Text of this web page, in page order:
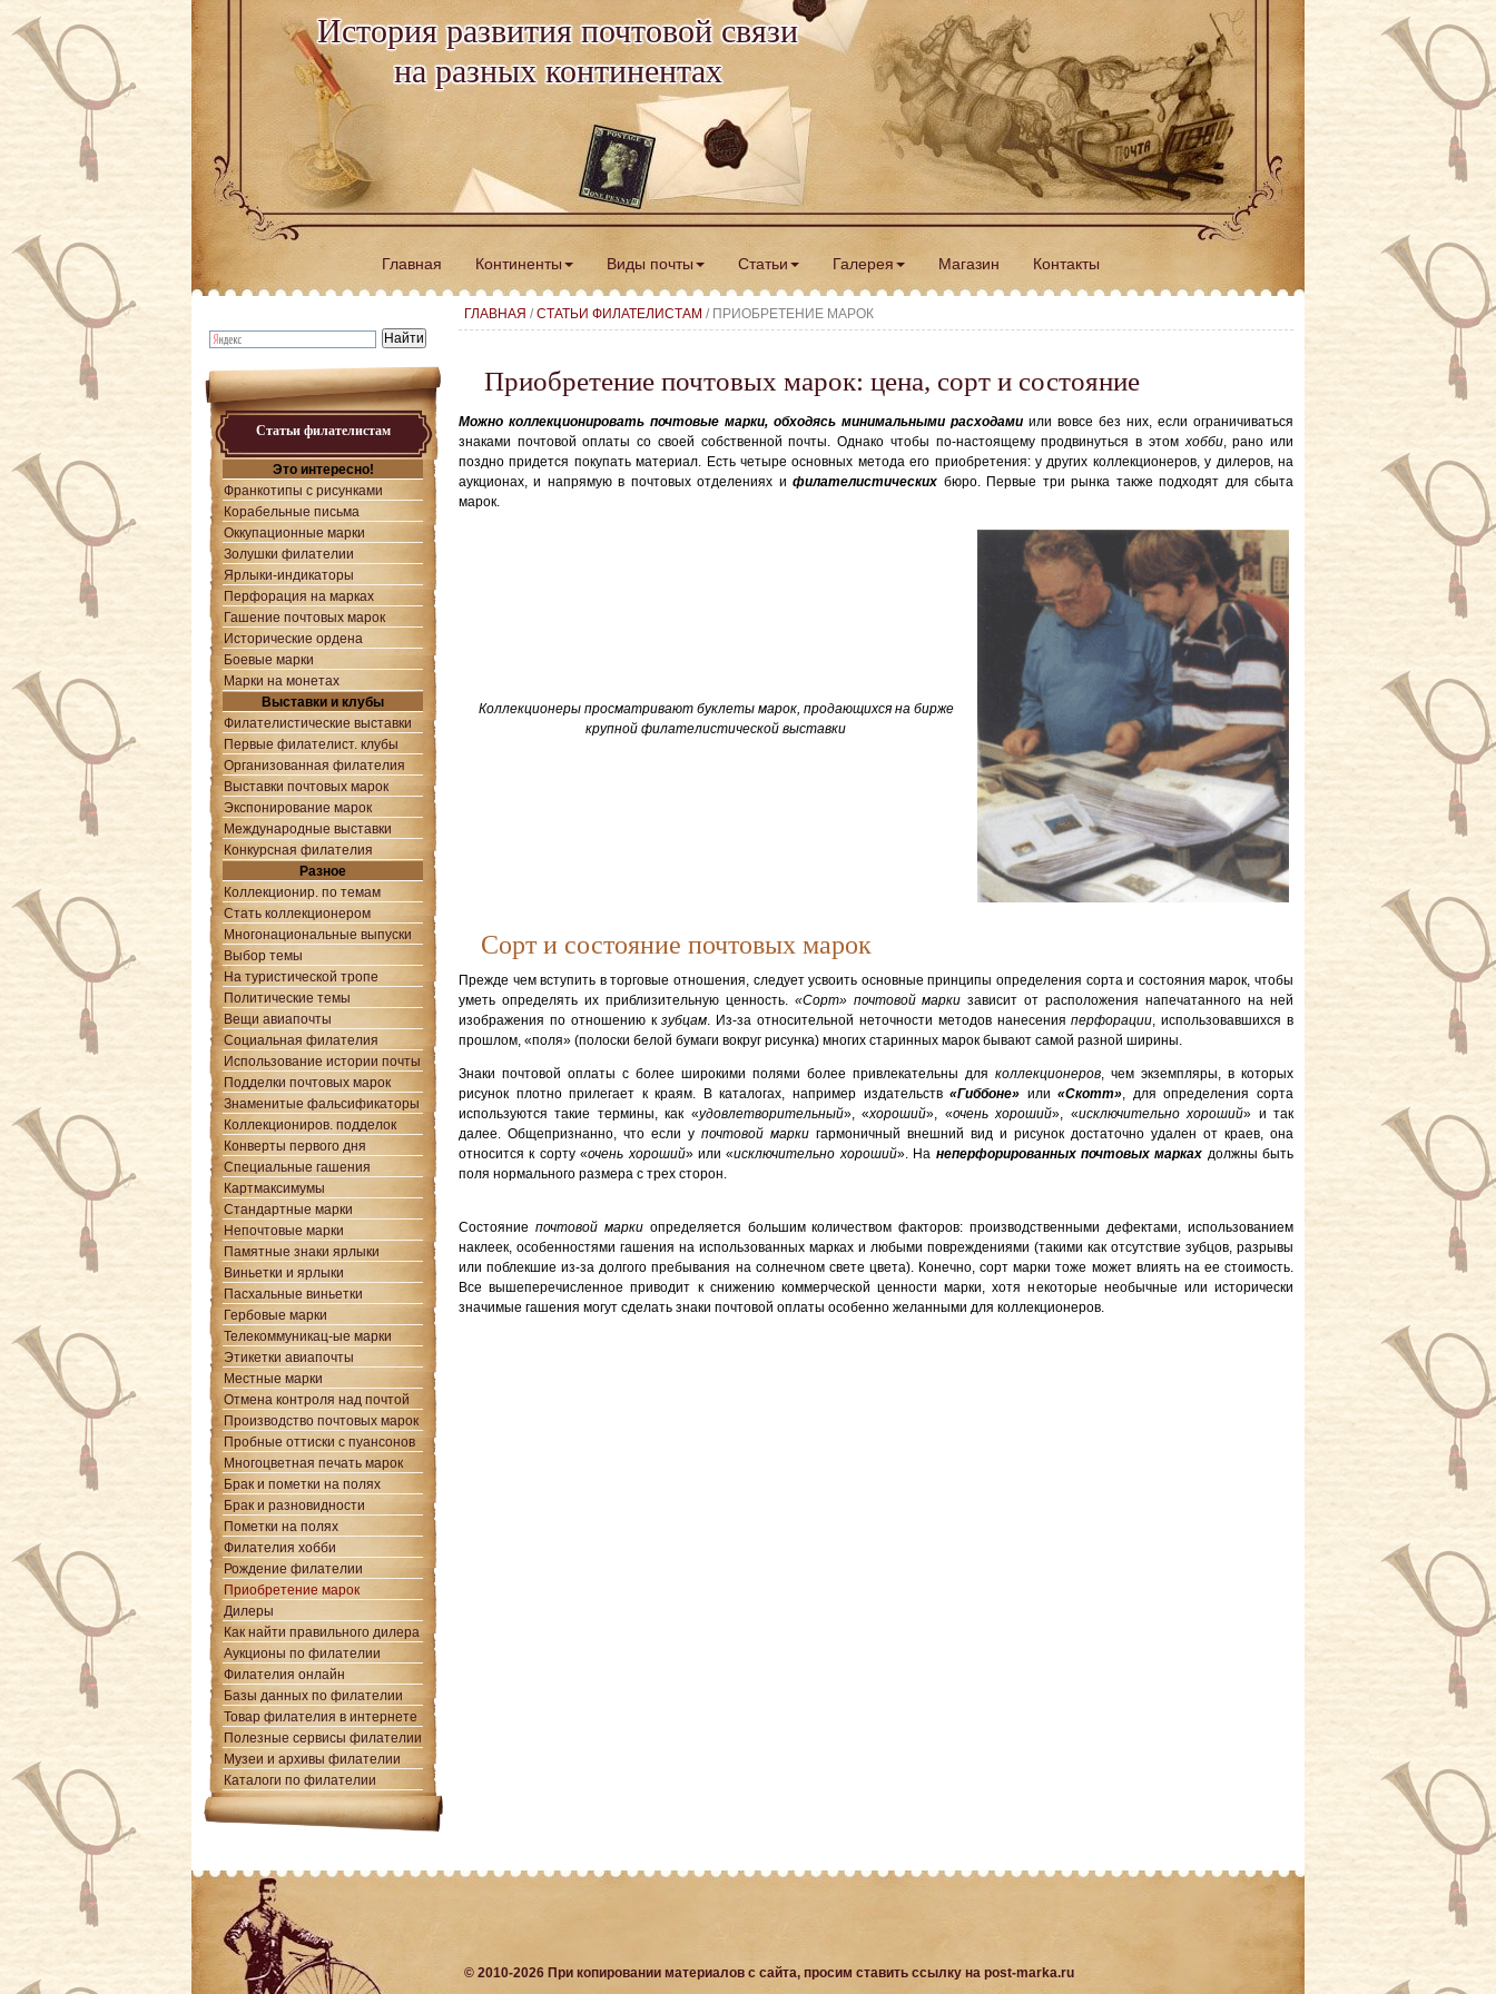
История развития почтовой связи
на разных континентах
Главная Континенты Виды почты Статьи Галерея Магазин Контакты
ГЛАВНАЯ /СТАТЬИ ФИЛАТЕЛИСТАМ / ПРИОБРЕТЕНИЕ МАРОК
Приобретение почтовых марок: цена, сорт и состояние
Можно коллекционировать почтовые марки, обходясь минимальными расходами или вовсе без них, если ограничиваться
знаками почтовой оплаты со своей собственной почты. Однако чтобы по-настоящему продвинуться в этомхобби, рано или
поздно придется покупать материал. Есть четыре основных метода его приобретения: у других коллекционеров, у дилеров, на
аукционах, и напрямую в почтовых отделениях ифилателистических бюро. Первые три рынка также подходят для сбыта
марок.
Коллекционеры просматривают буклеты марок, продающихся на бирже
крупной филателистической выставки
Сорт и состояние почтовых марок
Прежде чем вступить в торговые отношения, следует усвоить основные принципы определения сорта и состояния марок, чтобы
уметь определять их приблизительную ценность. «Сорт» почтовой марки зависит от расположения напечатанного на ней
изображения по отношению кзубцам. Из-за относительной неточности методов нанесенияперфорации, использовавшихся в
прошлом, «поля» (полоски белой бумаги вокруг рисунка) многих старинных марок бывают самой разной ширины.
Знаки почтовой оплаты с более широкими полями более привлекательны для коллекционеров, чем экземпляры, в которых
рисунок плотно прилегает к краям. В каталогах, например издательств«Гиббоне» или«Скотт», для определения сорта
используются такие термины, как «удовлетворительный», «хороший», «очень хороший», «исключительно хороший» и так
далее. Общепризнанно, что если у почтовой марки гармоничный внешний вид и рисунок достаточно удален от краев, она
относится к сорту «очень хороший» или «исключительно хороший». На неперфорированных почтовых марках должны быть
поля нормального размера с трех сторон.
Состояние почтовой маркиопределяется большим количеством факторов: производственными дефектами, использованием
наклеек, особенностями гашения на использованных марках и любыми повреждениями (такими как отсутствие зубцов, разрывы
или поблекшие из-за долгого пребывания на солнечном свете цвета). Конечно, сорт марки тоже может влиять на ее стоимость.
Все вышеперечисленное приводит к снижению коммерческой ценности марки, хотя некоторые необычные или исторически
значимые гашения могут сделать знаки почтовой оплаты особенно желанными для коллекционеров.
Статьи филателистам
Это интересно!
Франкотипы с рисунками
Корабельные письма
Оккупационные марки
Золушки филателии
Ярлыки-индикаторы
Перфорация на марках
Гашение почтовых марок
Исторические ордена
Боевые марки
Марки на монетах
Выставки и клубы
Филателистические выставки
Первые филателист. клубы
Организованная филателия
Выставки почтовых марок
Экспонирование марок
Международные выставки
Конкурсная филателия
Разное
Коллекционир. по темам
Стать коллекционером
Многонациональные выпуски
Выбор темы
На туристической тропе
Политические темы
Вещи авиапочты
Социальная филателия
Использование истории почты
Подделки почтовых марок
Знаменитые фальсификаторы
Коллекциониров. подделок
Конверты первого дня
Специальные гашения
Картмаксимумы
Стандартные марки
Непочтовые марки
Памятные знаки ярлыки
Виньетки и ярлыки
Пасхальные виньетки
Гербовые марки
Телекоммуникац-ые марки
Этикетки авиапочты
Местные марки
Отмена контроля над почтой
Производство почтовых марок
Пробные оттиски с пуансонов
Многоцветная печать марок
Брак и пометки на полях
Брак и разновидности
Пометки на полях
Филателия хобби
Рождение филателии
Приобретение марок
Дилеры
Как найти правильного дилера
Аукционы по филателии
Филателия онлайн
Базы данных по филателии
Товар филателия в интернете
Полезные сервисы филателии
Музеи и архивы филателии
Каталоги по филателии
© 2010-2026 При копировании материалов с сайта, просим ставить ссылку на post-marka.ru